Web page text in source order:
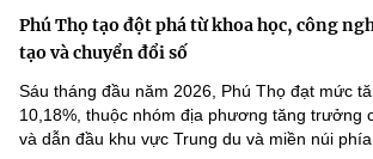
Phú Thọ tạo đột phá từ khoa học, công
tạo và chuyển đổi số
Sáu tháng đầu năm 2026, Phú Thọ đạt mức
10,18%, thuộc nhóm địa phương tăng trưởng
và dẫn đầu khu vực Trung du và miền núi phía